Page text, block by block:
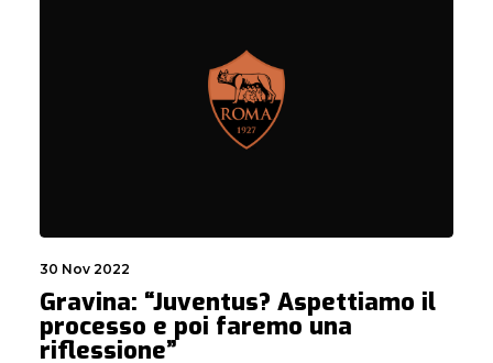
30 Nov 2022
Gravina: “Juventus? Aspettiamo il
processo e poi faremo una
riflessione”